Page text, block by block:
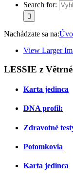
Search for:
Nachádzate sa na:
View Larger
LESSIE z
Karta jedinca
DNA profil:
Zdravotné
Potomkovia
Karta jedinca